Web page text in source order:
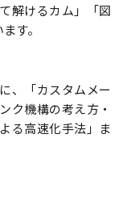
解けるカム」「図
す。
、「カスタムメー
ク機構の考え方・
る高速化手法」ま